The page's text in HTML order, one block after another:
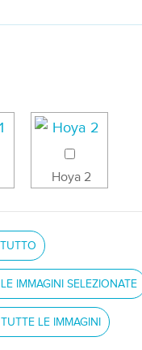
Hoya 2